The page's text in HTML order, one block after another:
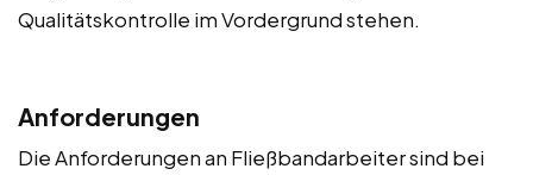
Qualitätskontrolle im Vordergrund stehen.
Anforderungen
Die Anforderungen an Fließbandarbeiter sind bei